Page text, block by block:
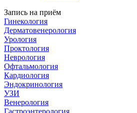
Запись на приём
Гинекология
Дерматовенерология
Урология
Проктология
Неврология
Офтальмология
Кардиология
Эндокринология
УЗИ
Венерология
Гастроэнтерология